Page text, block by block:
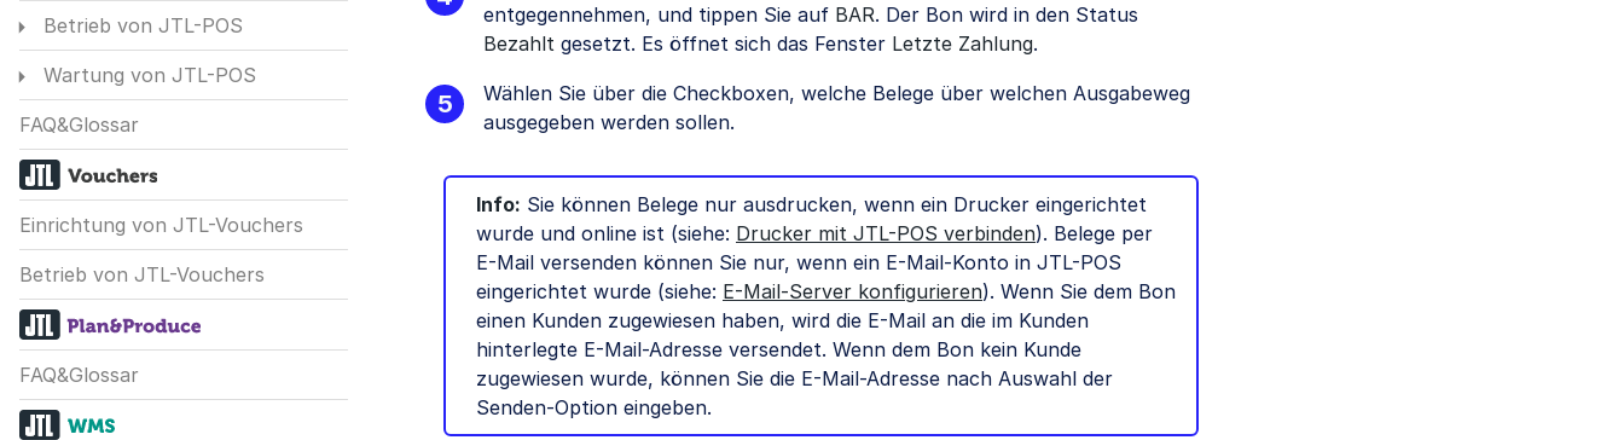
Betrieb von JTL-POS
Wartung von JTL-POS
FAQ&Glossar
Einrichtung von JTL-Vouchers
Betrieb von JTL-Vouchers
FAQ&Glossar
entgegennehmen, und tippen Sie auf BAR. Der Bon wird in den Status
Bezahlt gesetzt. Es öffnet sich das Fenster Letzte Zahlung.
Wählen Sie über die Checkboxen, welche Belege über welchen Ausgabeweg
ausgegeben werden sollen.
Info: Sie können Belege nur ausdrucken, wenn ein Drucker eingerichtet
wurde und online ist (siehe: Drucker mit JTL-POS verbinden). Belege per
E-Mail versenden können Sie nur, wenn ein E-Mail-Konto in JTL-POS
eingerichtet wurde (siehe: E-Mail-Server konfigurieren). Wenn Sie dem Bon
einen Kunden zugewiesen haben, wird die E-Mail an die im Kunden
hinterlegte E-Mail-Adresse versendet. Wenn dem Bon kein Kunde
zugewiesen wurde, können Sie die E-Mail-Adresse nach Auswahl der
Senden-Option eingeben.